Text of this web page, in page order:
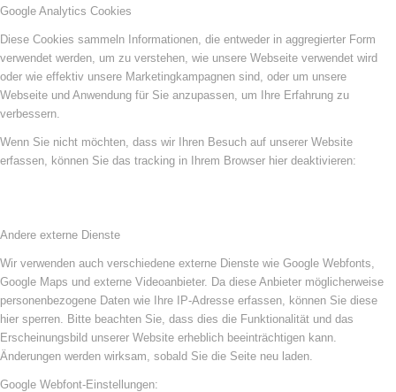
Google Analytics Cookies
Diese Cookies sammeln Informationen, die entweder in aggregierter Form
verwendet werden, um zu verstehen, wie unsere Webseite verwendet wird
oder wie effektiv unsere Marketingkampagnen sind, oder um unsere
Webseite und Anwendung für Sie anzupassen, um Ihre Erfahrung zu
verbessern.
Wenn Sie nicht möchten, dass wir Ihren Besuch auf unserer Website
erfassen, können Sie das tracking in Ihrem Browser hier deaktivieren:
Andere externe Dienste
Wir verwenden auch verschiedene externe Dienste wie Google Webfonts,
Google Maps und externe Videoanbieter. Da diese Anbieter möglicherweise
personenbezogene Daten wie Ihre IP-Adresse erfassen, können Sie diese
hier sperren. Bitte beachten Sie, dass dies die Funktionalität und das
Erscheinungsbild unserer Website erheblich beeinträchtigen kann.
Änderungen werden wirksam, sobald Sie die Seite neu laden.
Google Webfont-Einstellungen: